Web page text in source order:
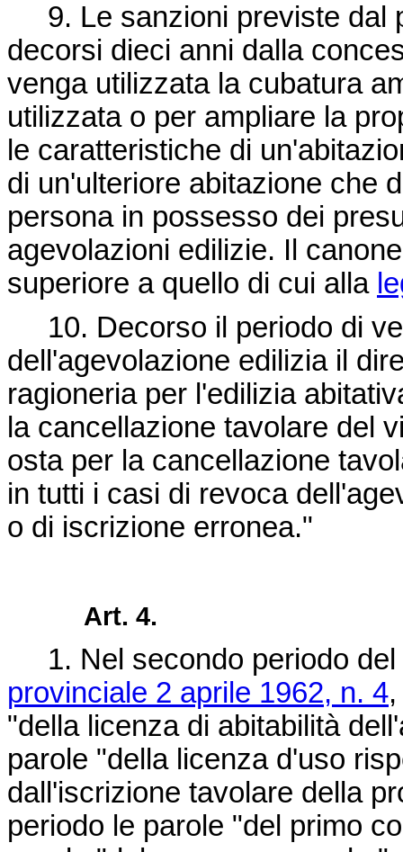
9. Le sanzioni previste dal
decorsi dieci anni dalla
venga utilizzata la cubatura
utilizzata o per ampliare la
le caratteristiche di
di un'ulteriore abitazione che
persona in possesso dei
agevolazioni edilizie. Il
superiore a quello di cui alla
10. Decorso il periodo di
dell'agevolazione edilizia il
ragioneria per l'edilizia
la cancellazione tavolare del
osta per la cancellazione
in tutti i casi di revoca
o di iscrizione erronea."
Art. 4.
1. Nel secondo periodo del
provinciale 2 aprile 1962, n. 4
"della licenza di abitabilità
parole "della licenza d'uso
dall'iscrizione tavolare della
periodo le parole "del primo